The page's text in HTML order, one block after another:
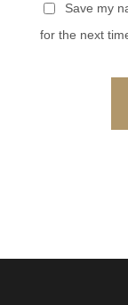
Save my
for the next